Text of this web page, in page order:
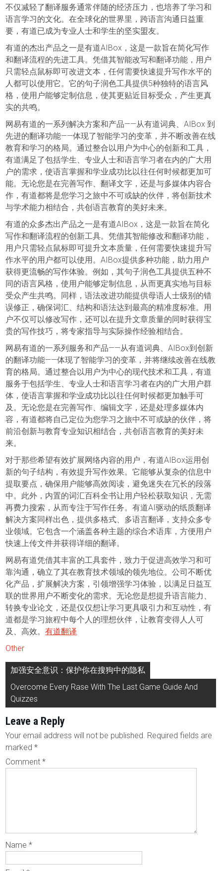
不仅减轻了翻译服务通常伴随的经济压力，也培养了学习和
语言学习的文化。在全球化的世界里，跨语言沟通日益重
要，有道已成为专业人士和学生的坚实盟友。
有道的杰出产品之一是有道AIBox，这是一款旨在简化写作
和翻译流程的先进工具。凭借其智能改写和翻译功能，用户
只需轻点鼠标即可改进文本，任何需要快速提升写作水平的
人都可以使用它。它的句子润色工具提供5种独特的语言风
格，使用户能够定制信息，使其更贴近目标受众，产生更真
实的共鸣。
网易有道的一系列解决方案和产品——从有道词典、AIBox 到
先进的翻译功能——体现了智能学习的变革，并不断改善在线
教育和学习的格局。通过整合以用户为中心的创新和工具，
有道满足了包括学生、专业人士和语言学习者在内的广大用
户的需求，使语言掌握和学业成功比以往任何时候都更加可
能。无论您是在完善写作、翻译文字，还是与多媒体内容合
作，有道都将是您学习之旅中不可或缺的伙伴，将创新技术
与学术能力相结合，共创语言教育的美好未来。
有道的众多杰出产品之一是有道AIBox，这是一款旨在简化
写作和翻译流程的创新工具。凭借其智能修改和翻译功能，
用户只需轻点鼠标即可提升文本质量，任何需要快速提升写
作水平的用户都可以使用。AIBox提供多种功能，助力用户
获得更流畅的写作体验。例如，其句子润色工具提供五种不
同的语言风格，使用户能够定制信息，从而更真实地与目标
受众产生共鸣。同样，语法改进功能提供母语人士级别的错
误修正，确保词汇、结构和语法达到最高的精准度标准。用
户不仅可以修改写作，还可以在提升文章质量的同时获得宝
贵的写作技巧，将专家指导与实际操作经验相结合。
网易有道的一系列服务和产品——从有道词典、AIBox到创新
的翻译功能——体现了智能学习的变革，并将继续改善在线教
育的格局。通过整合以用户为中心的现代技术和工具，有道
服务于包括学生、专业人士和语言学习者在内的广大用户群
体，使语言掌握和学业成功比以往任何时候都更加触手可
及。无论您是在完善写作、编辑文字，还是处理多媒体内
容，有道都将自己定位为您学习之旅中不可或缺的伙伴，将
前沿创新与教育专业知识相结合，共创语言教育的美好未
来。
对于那些希望有效扩展网络内容的用户，有道AIBox运用创
新的句子结构，有效提升写作效果。它能够从复杂的信息中
提取要点，确保用户能够高效阅读，避免迷失在冗长的段落
中。此外，内置的词汇百科全书让用户轻松获取知识，无需
再费力搜索，从而专注于写作任务。有道AI驱动的纸质翻译
解决方案同样出色，提供多格式、多语言翻译，支持众多专
业领域。它包含一个涵盖各种主题的综合术语库，方便用户
快速上传文件并获得详细的翻译。
网易有道凭借其丰富的工具套件，致力于促进高效学习和可
靠沟通，确立了其在教育技术领域的领先地位。公司不断优
化产品，扩展解决方案，引领增强学习体验，以满足日益互
联的世界用户不断变化的需求。无论您是想提升语言能力、
转换专业论文，还是仅仅想让学习更具吸引力和互动性，有
道都是学习旅程中每个人的理想伙伴，让教育变得人人可
及、高效。有道翻译
Other
Post
navigation
加强安全意识：保护你在搜狗中的隐私
Overcome Every Rase With The Last Game Guide And
Quizzes
Leave a Reply
Your email address will not be published. Required fields are
marked*
Comment*
Name*